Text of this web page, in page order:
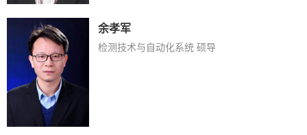
余孝军
检测技术与自动化系统 硕导